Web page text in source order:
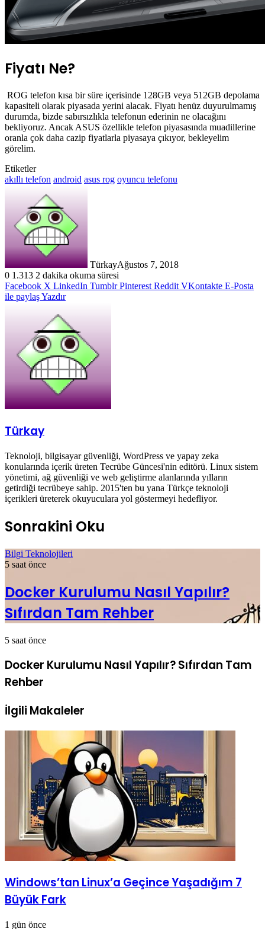
Fiyatı Ne?
ROG telefon kısa bir süre içerisinde 128GB veya 512GB depolama
kapasiteli olarak piyasada yerini alacak. Fiyatı henüz duyurulmamış
durumda, bizde sabırsızlıkla telefonun ederinin ne olacağını
bekliyoruz. Ancak ASUS özellikle telefon piyasasında muadillerine
oranla çok daha cazip fiyatlarla piyasaya çıkıyor, bekleyelim
görelim.
Etiketler
akıllı telefon android asus rog oyuncu telefonu
TürkayAğustos 7, 2018
0 1.313 2 dakika okuma süresi
Facebook X LinkedIn Tumblr Pinterest Reddit VKontakte E-Posta
ile paylaşYazdır
Türkay
Teknoloji, bilgisayar güvenliği, WordPress ve yapay zeka
konularında içerik üreten Tecrübe Güncesi'nin editörü. Linux sistem
yönetimi, ağ güvenliği ve web geliştirme alanlarında yılların
getirdiği tecrübeye sahip. 2015'ten bu yana Türkçe teknoloji
içerikleri üreterek okuyuculara yol göstermeyi hedefliyor.
Sonrakini Oku
Bilgi Teknolojileri
5 saat önce
Docker Kurulumu Nasıl Yapılır?
Sıfırdan Tam Rehber
5 saat önce
Docker Kurulumu Nasıl Yapılır? Sıfırdan Tam
Rehber
İlgili Makaleler
Windows’tan Linux’a Geçince Yaşadığım 7
Büyük Fark
1 gün önce